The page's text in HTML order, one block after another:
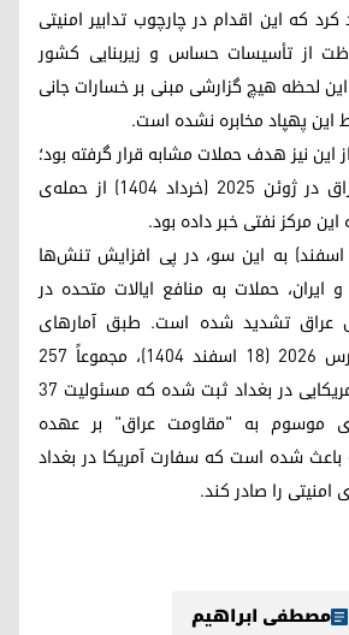
کرد که این اقدام در چارچوب تدابیر امنیتی
از تأسیسات حساس و زیربنایی کشور
لحظه هیچ گزارشی مبنی بر خسارات جانی
این پهپاد مخابره نشده است.
این نیز هدف حملات مشابه قرار گرفته بود؛
به‌طوری که ارتش عراق در ژوئن ۲۰۲۵ (خرداد ۱۴۰۴) از حمله‌ی
از تاریخ ۲۸ فوریه (۹ اسفند) به این سو، در پی افزایش تنش‌ها
و ایران، حملات به منافع ایالات متحده در
عراق تشدید شده است. طبق آمارهای
رسمی، تا تاریخ ۹ مارس ۲۰۲۶ (۱۸ اسفند ۱۴۰۴)، مجموعاً ۲۵۷
حمله به پایگاه‌های آمریکایی در بغداد ثبت شده که مسئولیت ۳۷
موسوم به "مقاومت عراق" بر عهده
باعث شده است که سفارت آمریکا در بغداد
را صادر کند.
مصطفی ابراهیم